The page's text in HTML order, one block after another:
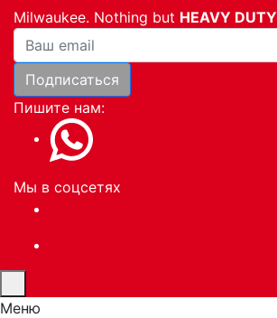
Milwaukee. Nothing but HEAVY DUTY
Ваша почта
Подписаться
Пишите нам:
Мы в соцсетях
Меню